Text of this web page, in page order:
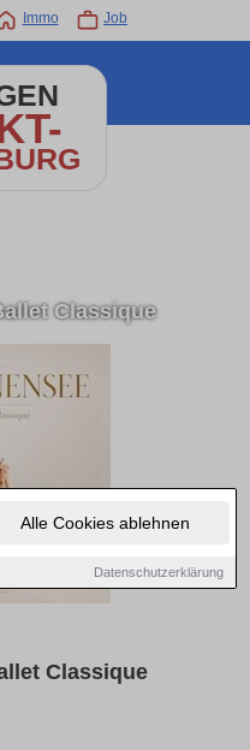
Alle Cookies ablehnen
Datenschutzerklärung
Immo Job
Classique
Classique